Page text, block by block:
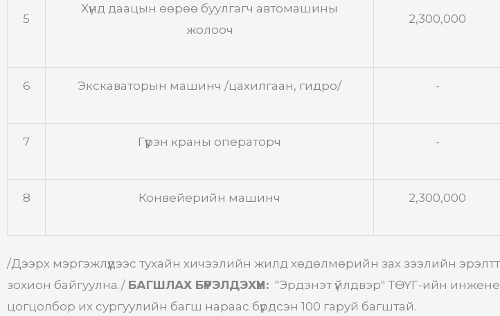
5
Хүнд даацын өөрөө буулгагч автомашины
жолооч
2,300,000
6 Экскаваторын машинч /цахилгаан, гидро/ -
7 Гүүрэн краны операторч -
8 Конвейерийн машинч 2,300,000
/Дээрх мэргэжлүүдээс тухайн хичээлийн жилд хөдөлмөрийн зах зээлийн
зохион байгуулна./ БАГШЛАХ БҮРЭЛДЭХҮҮН: "Эрдэнэт үйлдвэр" ТӨҮГ-ийн
цогцолбор их сургуулийн багш нараас бүрдсэн 100 гаруй багштай.